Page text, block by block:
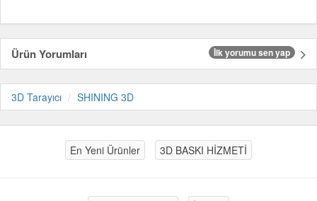
Ürün Yorumları İlk yorumu sen yap
3D Tarayıcı SHINING 3D
En Yeni Ürünler 3D BASKI HİZMETİ